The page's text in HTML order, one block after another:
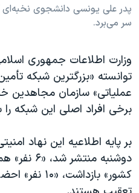
آرشیو پخش زنده
مجموعه مستندهای دادخواهی
دادگاه حمید نوری
چهل سال گروگان‌گیری
قانون شفافیت دارائی کادر رهبری
اسرائیل در جنگ
نرگس محمدی برنده جایزه نوبل
پدر علی یونسی دانشجوی
سر می‌برد.
وزارت اطلاعات جمهوری
توانسته «بزرگترین شبکه
عملیاتی» سازمان مجاهدین
برخی افراد اصلی این شبکه را
بر پایه اطلاعیه این نهاد
دوشنبه
کشور»